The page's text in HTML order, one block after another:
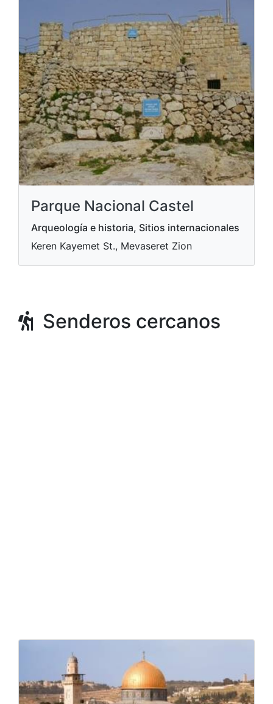
Parque Nacional Castel
Arqueología e historia, Sitios internacionales
Keren Kayemet St., Mevaseret Zion
Senderos cercanos